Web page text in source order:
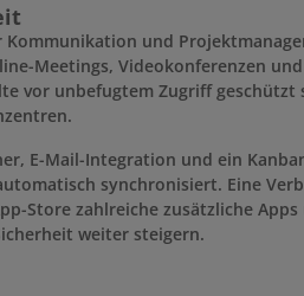
und
Meetings, Videokonferenzen
vor unbefugtem Zugriff geschützt
E-Mail-Integration und ein
synchronisiert. Eine
Store zahlreiche zusätzliche
weiter steigern.